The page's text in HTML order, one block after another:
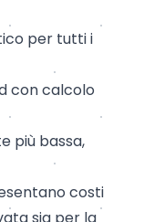
per tutti i
con calcolo
più bassa,
costi